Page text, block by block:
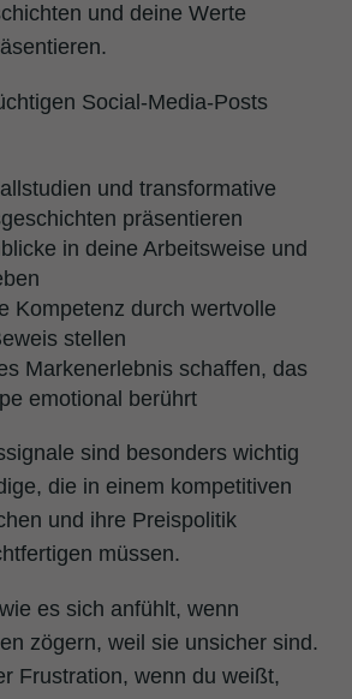
und deine Werte
Social-Media-Posts
und transformative
präsentieren
in deine Arbeitsweise und
Kompetenz durch wertvolle
stellen
Markenerlebnis schaffen, das
emotional berührt
sind besonders wichtig
die in einem kompetitiven
und ihre Preispolitik
müssen.
es sich anfühlt, wenn
zögern, weil sie unsicher sind.
Frustration, wenn du weißt,